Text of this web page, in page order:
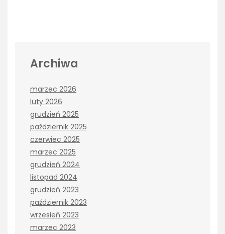
Archiwa
marzec 2026
luty 2026
grudzień 2025
październik 2025
czerwiec 2025
marzec 2025
grudzień 2024
listopad 2024
grudzień 2023
październik 2023
wrzesień 2023
marzec 2023